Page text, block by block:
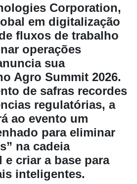
Corporation,
em digitalização
fluxos de trabalho
operações
sua
Agro Summit 2026.
de safras recordes
regulatórias, a
ao evento um
para eliminar
na cadeia
criar a base para
inteligentes.